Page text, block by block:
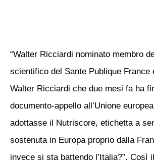
“Walter Ricciardi nominato membro
scientifico del Sante Publique France
Walter Ricciardi che due mesi fa ha
documento-appello all’Unione
adottasse il Nutriscore, etichetta a
sostenuta in Europa proprio dalla
invece si sta battendo l’Italia?”. Così